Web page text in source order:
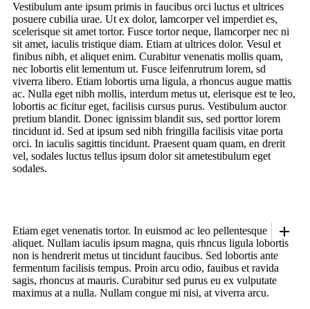
Vestibulum ante ipsum primis in faucibus orci luctus et ultrices
posuere cubilia urae. Ut ex dolor, lamcorper vel imperdiet es,
scelerisque sit amet tortor. Fusce tortor neque, llamcorper nec ni
sit amet, iaculis tristique diam. Etiam at ultrices dolor. Vesul et
finibus nibh, et aliquet enim. Curabitur venenatis mollis quam,
nec lobortis elit lementum ut. Fusce leifenrutrum lorem, sd
viverra libero. Etiam lobortis urna ligula, a rhoncus augue mattis
ac. Nulla eget nibh mollis, interdum metus ut, elerisque est te leo,
lobortis ac ficitur eget, facilisis cursus purus. Vestibulum auctor
pretium blandit. Donec ignissim blandit sus, sed porttor lorem
tincidunt id. Sed at ipsum sed nibh fringilla facilisis vitae porta
orci. In iaculis sagittis tincidunt. Praesent quam quam, en drerit
vel, sodales luctus tellus ipsum dolor sit ametestibulum eget
sodales.
Etiam eget venenatis tortor. In euismod ac leo pellentesque
aliquet. Nullam iaculis ipsum magna, quis rhncus ligula lobortis
non is hendrerit metus ut tincidunt faucibus. Sed lobortis ante
fermentum facilisis tempus. Proin arcu odio, fauibus et ravida
sagis, rhoncus at mauris. Curabitur sed purus eu ex vulputate
maximus at a nulla. Nullam congue mi nisi, at viverra arcu.